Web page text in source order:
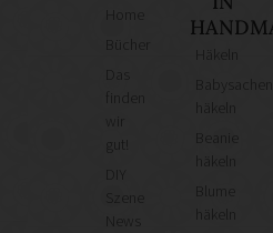
finden
gut!
News
häkeln
häkeln